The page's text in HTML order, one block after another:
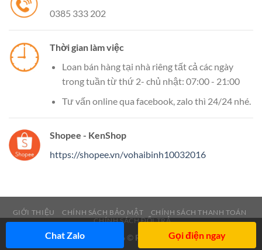
0385 333 202
Thời gian làm việc
Loan bán hàng tại nhà riêng tất cả các ngày
trong tuần từ thứ 2- chủ nhật: 07:00 - 21:00
Tư vấn online qua facebook, zalo thì 24/24 nhé.
Shopee - KenShop
https://shopee.vn/vohaibinh10032016
GIỚI THIỆU CHÍNH SÁCH BẢO MẬT
CHÍNH SÁCH THANH TOÁN
CHÍNH SÁCH ĐỔI TRẢ
Copyright 2026 © Flatsome Theme
Chat Zalo Gọi điện ngay